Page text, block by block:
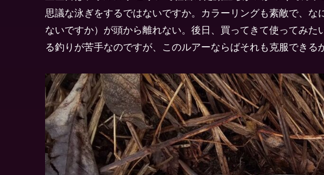
思議な泳ぎをするではないですか。カラーリングも素敵で、
ないですか）が頭から離れない。後日、買ってきて使ってみ
る釣りが苦手なのですが、このルアーならばそれも克服できる